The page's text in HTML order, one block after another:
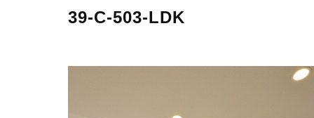
39-C-503-LDK